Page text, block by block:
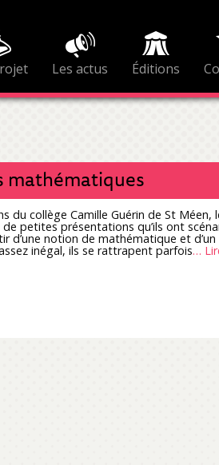
Les actus Éditions
mathématiques
du collège Camille Guérin de St Méen,
petites présentations qu’ils ont
d’une notion de mathématique et
inégal, ils se rattrapent parfois…